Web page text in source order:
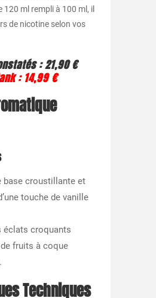
ml rempli à 100 ml, il
de nicotine selon vos
:21,90 €
:14,99 €
base croustillante et
touche de vanille
éclats croquants
fruits à coque
Techniques